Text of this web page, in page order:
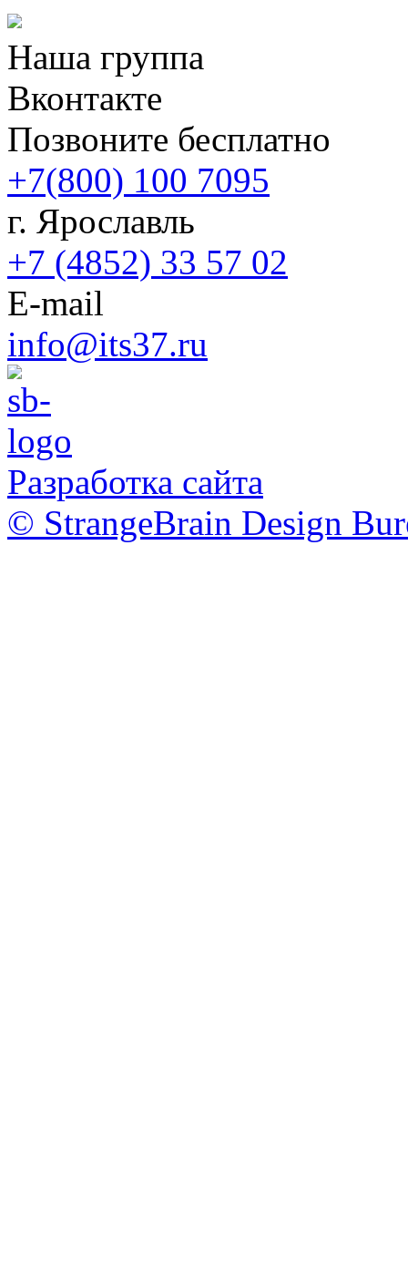
Наша группа
Вконтакте
Позвоните бесплатно
+7(800) 100 7095
г. Ярославль
+7 (4852) 33 57 02
E-mail
info@its37.ru
Разработка сайта
© StrangeBrain Design